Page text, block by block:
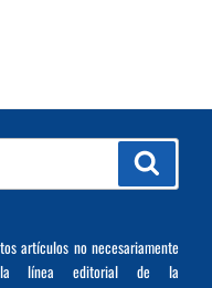
artículos no necesariamente
línea editorial de la